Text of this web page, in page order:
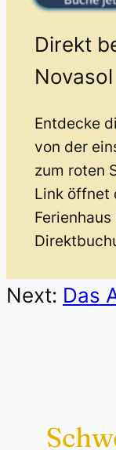
Direkt
Entdecke
von der
zum roten
Link öffnet
Next: Das